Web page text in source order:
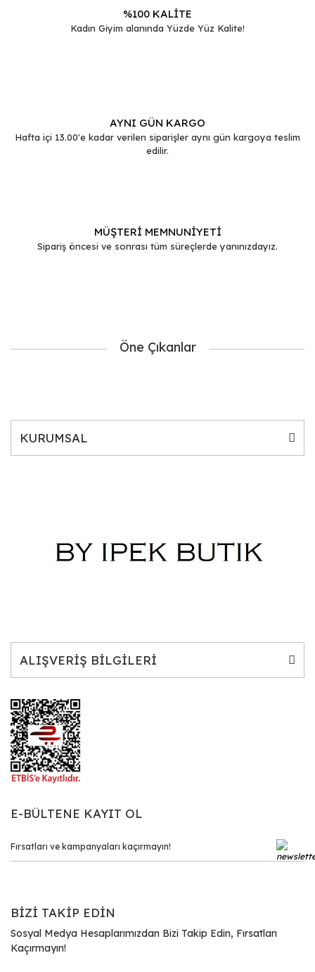
%100 KALİTE
Kadın Giyim alanında Yüzde Yüz Kalite!
AYNI GÜN KARGO
Hafta içi 13.00'e kadar verilen siparişler aynı gün kargoya teslim
edilir.
MÜŞTERİ MEMNUNİYETİ
Sipariş öncesi ve sonrası tüm süreçlerde yanınızdayız.
Öne Çıkanlar
KURUMSAL
ALIŞVERİŞ BİLGİLERİ
E-BÜLTENE KAYIT OL
BİZİ TAKİP EDİN
Sosyal Medya Hesaplarımızdan Bizi Takip Edin, Fırsatları
Kaçırmayın!